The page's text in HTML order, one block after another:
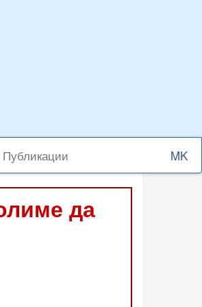
Публикации
Select
your
да